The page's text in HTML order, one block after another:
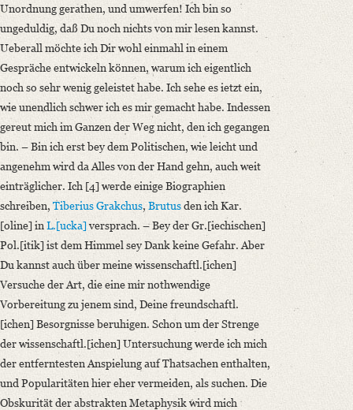
Unordnung gerathen, und umwerfen! Ich bin so
ungeduldig, daß Du noch nichts von mir lesen kannst.
Ueberall möchte ich Dir wohl einmahl in einem
Gespräche entwickeln können, warum ich eigentlich
noch so sehr wenig geleistet habe. Ich sehe es ietzt ein,
wie unendlich schwer ich es mir gemacht habe. Indessen
gereut mich im Ganzen der Weg nicht, den ich gegangen
bin. – Bin ich erst bey dem Politischen, wie leicht und
angenehm wird da Alles von der Hand gehn, auch weit
einträglicher. Ich [4] werde einige Biographien
schreiben, Tiberius Grakchus, Brutusden ich Kar.
[oline] in L.[ucka]versprach. – Bey der Gr.[iechischen]
Pol.[itik] ist dem Himmel sey Dank keine Gefahr. Aber
Du kannst auch über meine wissenschaftl.[ichen]
Versuche der Art, die eine mir nothwendige
Vorbereitung zu jenem sind, Deine freundschaftl.
[ichen] Besorgnisse beruhigen. Schon um der Strenge
der wissenschaftl.[ichen] Untersuchung werde ich mich
der entferntesten Anspielung auf Thatsachen enthalten,
und Popularitäten hier eher vermeiden, als suchen. Die
Obskurität der abstrakten Metaphysik wird mich